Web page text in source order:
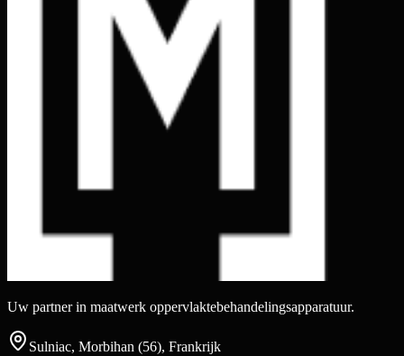
Uw partner in maatwerk oppervlaktebehandelingsapparatuur.
Sulniac, Morbihan (56), Frankrijk